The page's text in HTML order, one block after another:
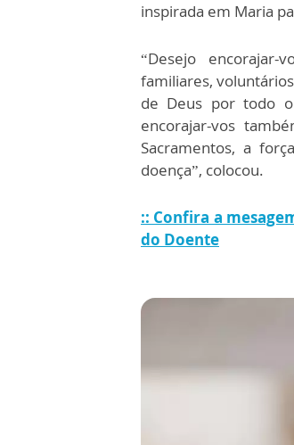
inspirada em Maria
“Desejo
familiares,
de Deus por todo
encorajar-vos
Sacramentos, a
doença”, colocou.
:: Confira a
do Doente